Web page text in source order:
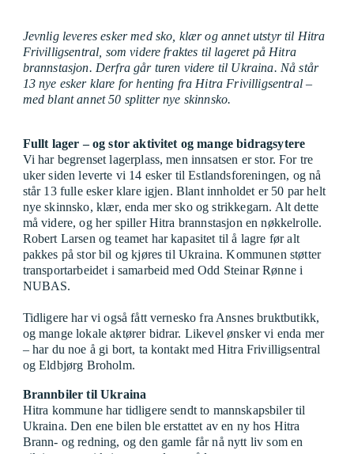
Jevnlig leveres esker med sko, klær og annet utstyr til Hitra
Frivilligsentral, som videre fraktes til lageret på Hitra
brannstasjon. Derfra går turen videre til Ukraina. Nå står
13 nye esker klare for henting fra Hitra Frivilligsentral –
med blant annet 50 splitter nye skinnsko.
Fullt lager – og stor aktivitet og mange bidragsytere
Vi har begrenset lagerplass, men innsatsen er stor. For tre
uker siden leverte vi 14 esker til Estlandsforeningen, og nå
står 13 fulle esker klare igjen. Blant innholdet er 50 par helt
nye skinnsko, klær, enda mer sko og strikkegarn. Alt dette
må videre, og her spiller Hitra brannstasjon en nøkkelrolle.
Robert Larsen og teamet har kapasitet til å lagre før alt
pakkes på stor bil og kjøres til Ukraina. Kommunen støtter
transportarbeidet i samarbeid med Odd Steinar Rønne i
NUBAS.
Tidligere har vi også fått vernesko fra Ansnes bruktbutikk,
og mange lokale aktører bidrar. Likevel ønsker vi enda mer
– har du noe å gi bort, ta kontakt med Hitra Frivilligsentral
og Eldbjørg Broholm.
Brannbiler til Ukraina
Hitra kommune har tidligere sendt to mannskapsbiler til
Ukraina. Den ene bilen ble erstattet av en ny hos Hitra
Brann- og redning, og den gamle får nå nytt liv som en